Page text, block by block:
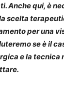
Anche qui, è
scelta
per una
se è il
e la tecnica